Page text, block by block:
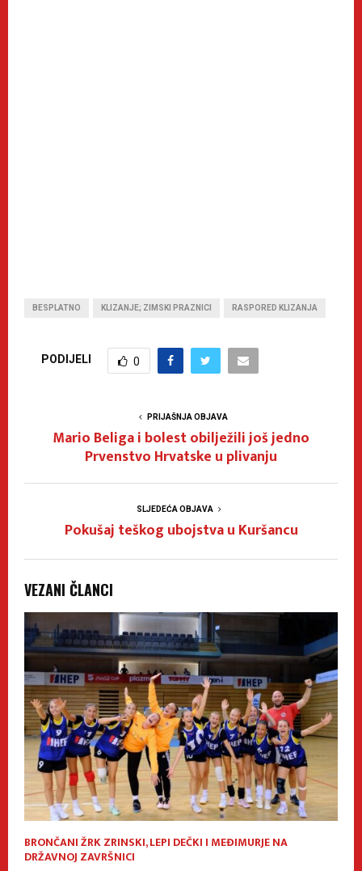
BESPLATNO KLIZANJE; ZIMSKI PRAZNICI RASPORED KLIZANJA
PODIJELI 0
PRIJAŠNJA OBJAVA
Mario Beliga i bolest obilježili još jedno
Prvenstvo Hrvatske u plivanju
SLJEDEĆA OBJAVA
Pokušaj teškog ubojstva u Kuršancu
VEZANI ČLANCI
BRONČANI ŽRK ZRINSKI, LEPI DEČKI I MEĐIMURJE NA
DRŽAVNOJ ZAVRŠNICI